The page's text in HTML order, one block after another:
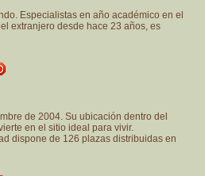
Especialistas en año académico en el
extranjero desde hace 23 años, es
de 2004. Su ubicación dentro del
en el sitio ideal para vivir.
dispone de 126 plazas distribuidas en